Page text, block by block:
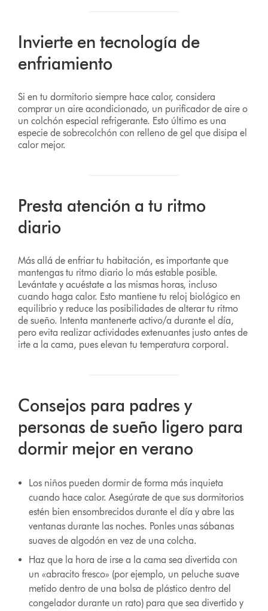
Invierte en tecnología de
enfriamiento
Si en tu dormitorio siempre hace calor, considera
comprar un aire acondicionado, un purificador de aire o
un colchón especial refrigerante. Esto último es una
especie de sobrecolchón con relleno de gel que disipa el
calor mejor.
Presta atención a tu ritmo
diario
Más allá de enfriar tu habitación, es importante que
mantengas tu ritmo diario lo más estable posible.
Levántate y acuéstate a las mismas horas, incluso
cuando haga calor. Esto mantiene tu reloj biológico en
equilibrio y reduce las posibilidades de alterar tu ritmo
de sueño. Intenta mantenerte activo/a durante el día,
pero evita realizar actividades extenuantes justo antes de
irte a la cama, pues elevan tu temperatura corporal.
Consejos para padres y
personas de sueño ligero para
dormir mejor en verano
Los niños pueden dormir de forma más inquieta
cuando hace calor. Asegúrate de que sus dormitorios
estén bien ensombrecidos durante el día y abre las
ventanas durante las noches. Ponles unas sábanas
suaves de algodón en vez de una colcha.
Haz que la hora de irse a la cama sea divertida con
un «abracito fresco» (por ejemplo, un peluche suave
metido dentro de una bolsa de plástico dentro del
congelador durante un rato) para que sea divertido y